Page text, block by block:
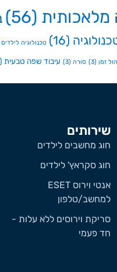
מלאכותית (56)
(16) טכנולוגיה לילדים
זמן (3) סורה (3) עיבוד שפה טבעית (5)
שירותים
חוג מחשבים לילדים
חוג סקראץ' לילדים
אנטי וירוס ESET
למחשב/טלפון
סריקת וירוסים ללא עלות -
חד פעמי